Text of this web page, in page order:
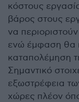
κόστους
βάρος στους
να
ενώ έμφαση θα
καταπολέμηση
Σημαντικό
εξωστρέφεια
χώρες πλέον